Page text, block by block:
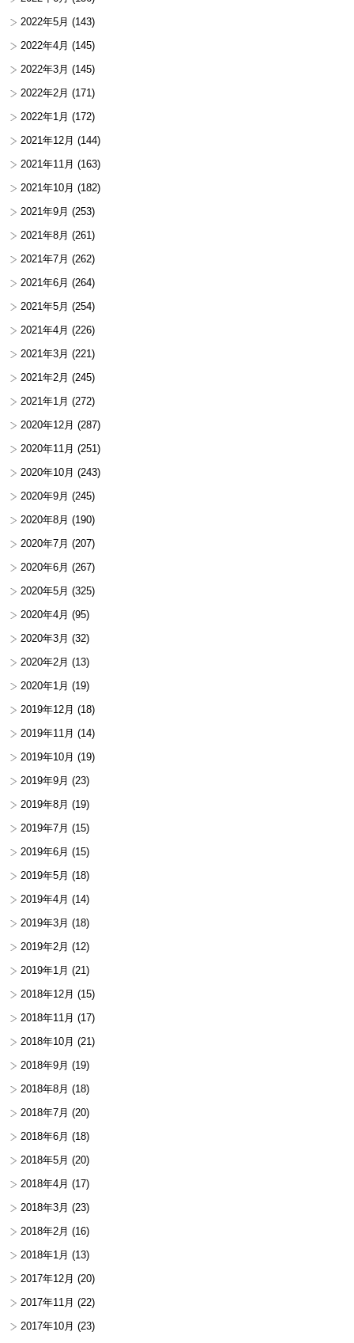
2022年5月 (143)
2022年4月 (145)
2022年3月 (145)
2022年2月 (171)
2022年1月 (172)
2021年12月 (144)
2021年11月 (163)
2021年10月 (182)
2021年9月 (253)
2021年8月 (261)
2021年7月 (262)
2021年6月 (264)
2021年5月 (254)
2021年4月 (226)
2021年3月 (221)
2021年2月 (245)
2021年1月 (272)
2020年12月 (287)
2020年11月 (251)
2020年10月 (243)
2020年9月 (245)
2020年8月 (190)
2020年7月 (207)
2020年6月 (267)
2020年5月 (325)
2020年4月 (95)
2020年3月 (32)
2020年2月 (13)
2020年1月 (19)
2019年12月 (18)
2019年11月 (14)
2019年10月 (19)
2019年9月 (23)
2019年8月 (19)
2019年7月 (15)
2019年6月 (15)
2019年5月 (18)
2019年4月 (14)
2019年3月 (18)
2019年2月 (12)
2019年1月 (21)
2018年12月 (15)
2018年11月 (17)
2018年10月 (21)
2018年9月 (19)
2018年8月 (18)
2018年7月 (20)
2018年6月 (18)
2018年5月 (20)
2018年4月 (17)
2018年3月 (23)
2018年2月 (16)
2018年1月 (13)
2017年12月 (20)
2017年11月 (22)
2017年10月 (23)